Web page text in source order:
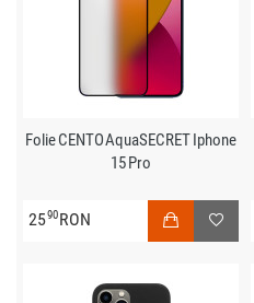
Folie CENTO AquaSECRET Iphone
15 Pro
2590RON